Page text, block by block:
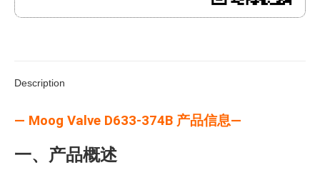
Description
— Moog Valve D633-374B 产品信息—
一、产品概述